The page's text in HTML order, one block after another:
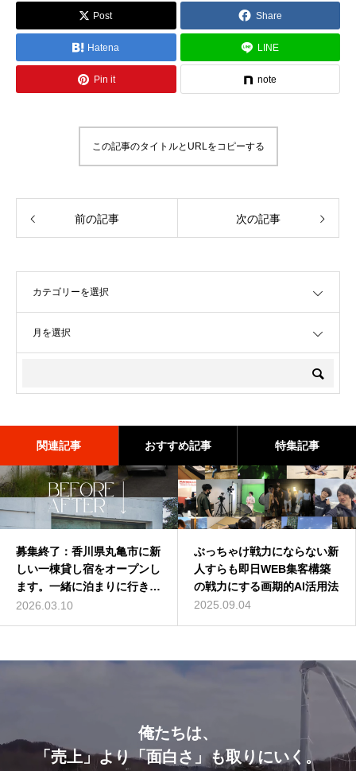
Post Share
Hatena LINE
Pin it note
この記事のタイトルとURLをコピーする
前の記事 次の記事
関連記事 おすすめ記事 特集記事
募集終了：香川県丸亀市に新
しい一棟貸し宿をオープンし
ます。一緒に泊まりに行きま
せんか？
2026.03.10
ぶっちゃけ戦力にならない新
人すらも即日WEB集客構築
の戦力にする画期的AI活用法
2025.09.04
バターコーヒーは効果なし？
バターコーヒーの世界一簡単
な作り方を動画解説
2016.07.13
深作浩一郎(ふかさくこうい
ちろう)とは誰？自己紹介し
てみた
2014.01.01
俺たちは、
「売上」より「面白さ」も取りにいく。